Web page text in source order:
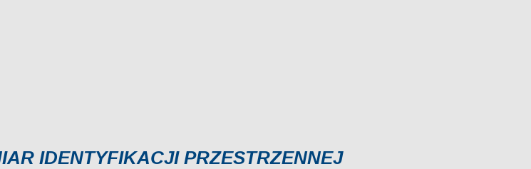
IDENTYFIKACJI PRZESTRZENNEJ